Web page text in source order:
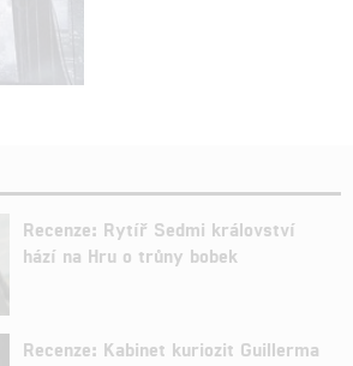
Recenze: Rytíř Sedmi království
hází na Hru o trůny bobek
Recenze: Kabinet kuriozit Guillerma